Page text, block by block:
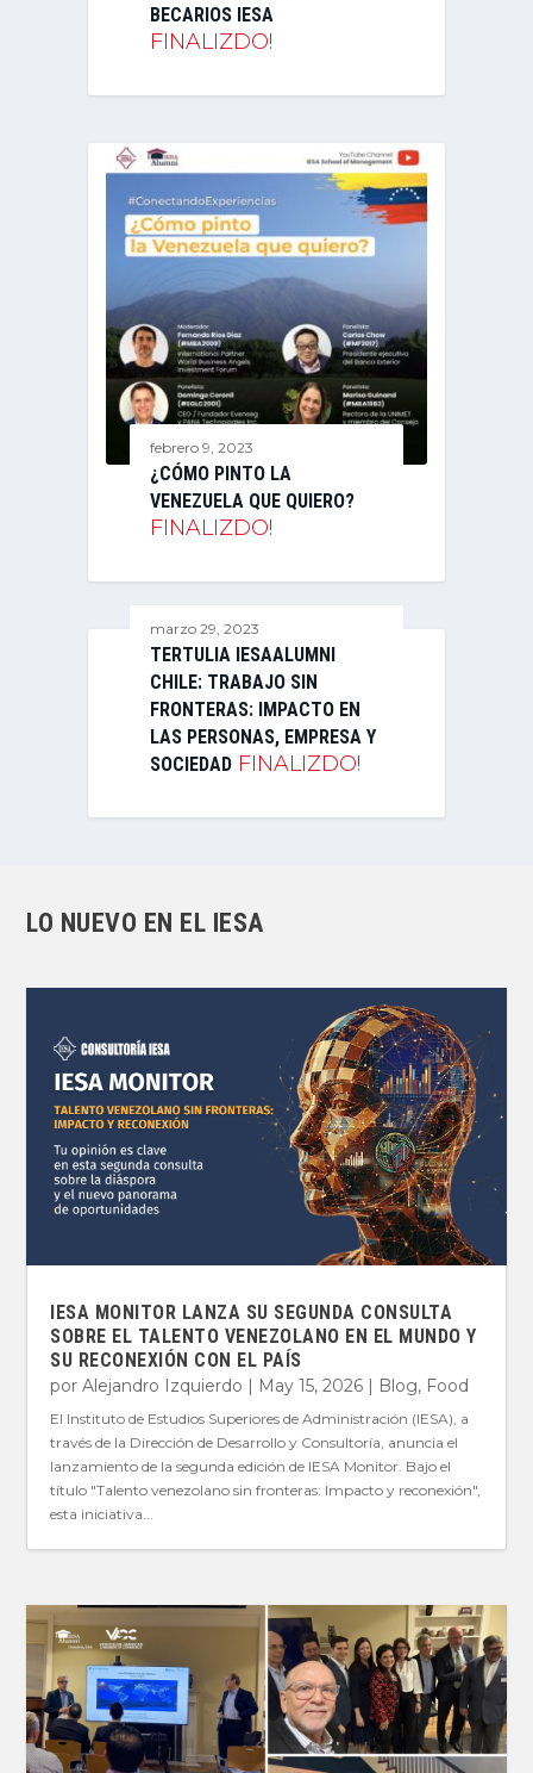
BECARIOS IESA
FINALIZDO!
febrero 9, 2023
¿CÓMO PINTO LA
VENEZUELA QUE QUIERO?
FINALIZDO!
marzo 29, 2023
TERTULIA IESAALUMNI
CHILE: TRABAJO SIN
FRONTERAS: IMPACTO EN
LAS PERSONAS, EMPRESA Y
SOCIEDAD FINALIZDO!
LO NUEVO EN EL IESA
IESA MONITOR LANZA SU SEGUNDA CONSULTA
SOBRE EL TALENTO VENEZOLANO EN EL MUNDO Y
SU RECONEXIÓN CON EL PAÍS
porAlejandro Izquierdo | May 15, 2026 | Blog, Food
El Instituto de Estudios Superiores de Administración (IESA), a
través de la Dirección de Desarrollo y Consultoría, anuncia el
lanzamiento de la segunda edición de IESA Monitor. Bajo el
título "Talento venezolano sin fronteras: Impacto y reconexión",
esta iniciativa...